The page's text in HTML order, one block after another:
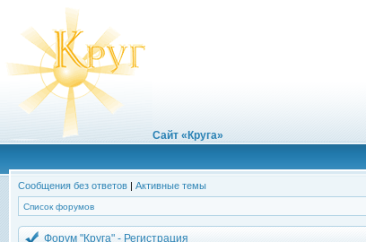
Сайт «Круга»
Сообщения без ответов | Активные темы
Список форумов
Форум "Круга" - Регистрация